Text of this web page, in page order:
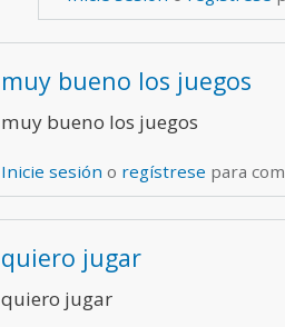
muy bueno los juegos
muy bueno los juegos
Inicie sesión o regístrese para
quiero jugar
quiero jugar